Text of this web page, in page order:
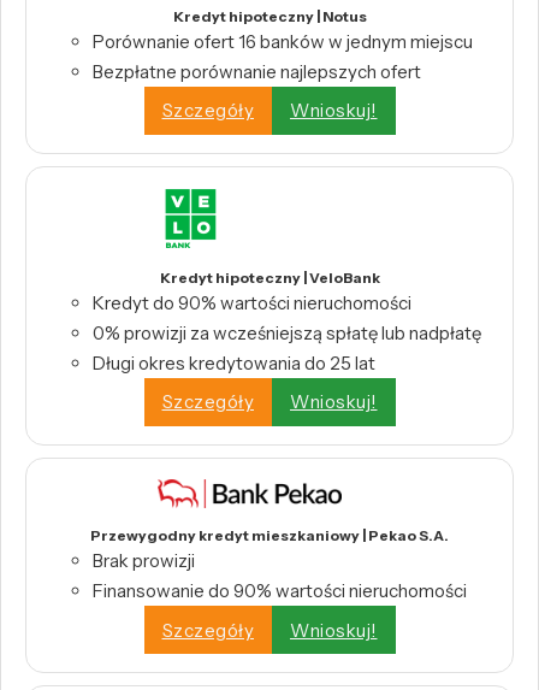
Kredyt hipoteczny | Notus
Porównanie ofert 16 banków w jednym miejscu
Bezpłatne porównanie najlepszych ofert
Szczegóły
Wnioskuj!
Kredyt hipoteczny | VeloBank
Kredyt do 90% wartości nieruchomości
0% prowizji za wcześniejszą spłatę lub nadpłatę
Długi okres kredytowania do 25 lat
Szczegóły
Wnioskuj!
Przewygodny kredyt mieszkaniowy | Pekao S.A.
Brak prowizji
Finansowanie do 90% wartości nieruchomości
Szczegóły
Wnioskuj!